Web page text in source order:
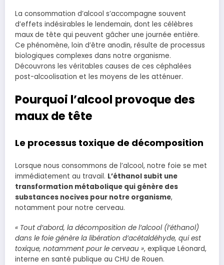
La consommation d’alcool s’accompagne souvent
d’effets indésirables le lendemain, dont les célèbres
maux de tête qui peuvent gâcher une journée entière.
Ce phénomène, loin d’être anodin, résulte de processus
biologiques complexes dans notre organisme.
Découvrons les véritables causes de ces céphalées
post-alcoolisation et les moyens de les atténuer.
Pourquoi l’alcool provoque des
maux de tête
Le processus toxique de décomposition
Lorsque nous consommons de l’alcool, notre foie se met
immédiatement au travail. L’éthanol subit une
transformation métabolique qui génère des
substances nocives pour notre organisme,
notamment pour notre cerveau.
« Tout d’abord, la décomposition de l’alcool (l’éthanol)
dans le foie génère la libération d’acétaldéhyde, qui est
toxique, notamment pour le cerveau », explique Léonard,
interne en santé publique au CHU de Rouen.